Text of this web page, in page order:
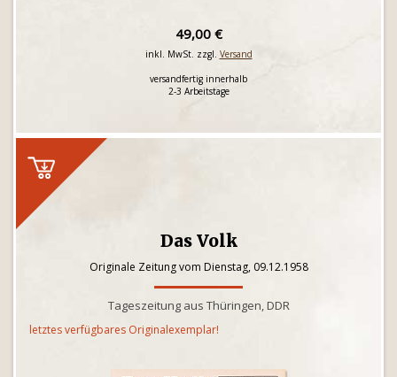
49,00 €
inkl. MwSt. zzgl. Versand
versandfertig innerhalb
2-3 Arbeitstage
Das Volk
Originale Zeitung vom Dienstag, 09.12.1958
Tageszeitung aus Thüringen, DDR
letztes verfügbares Originalexemplar!